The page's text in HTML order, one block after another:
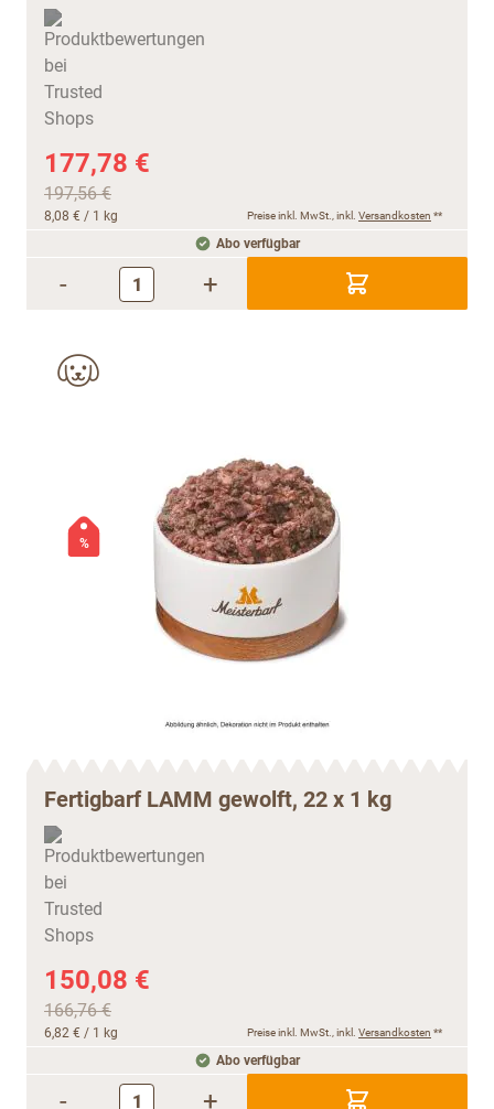
177,78 €
197,56 €
8,08 € / 1 kg Preise inkl. MwSt., inkl. Versandkosten **
Abo verfügbar
- +
%
Fertigbarf LAMM gewolft, 22 x 1 kg
150,08 €
166,76 €
6,82 € / 1 kg Preise inkl. MwSt., inkl. Versandkosten **
Abo verfügbar
- +